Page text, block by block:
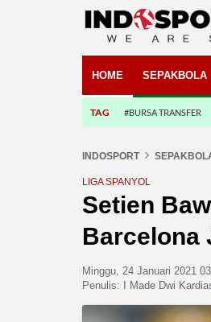
HOME SEPAKBOLA
TAG #BURSA TRANSFER
INDOSPORT
LIGA SPANYOL
Setien
Barcelona
Minggu, 24 Januari 2021
Penulis:
I Made Dwi